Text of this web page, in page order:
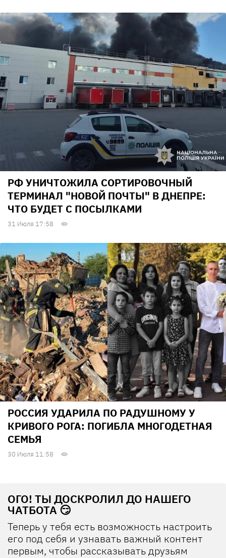
РФ УНИЧТОЖИЛА СОРТИРОВОЧНЫЙ
ТЕРМИНАЛ "НОВОЙ ПОЧТЫ" В ДНЕПРЕ:
ЧТО БУДЕТ С ПОСЫЛКАМИ
31 Июля 17:58
РОССИЯ УДАРИЛА ПО РАДУШНОМУ У
КРИВОГО РОГА: ПОГИБЛА МНОГОДЕТНАЯ
СЕМЬЯ
30 Июля 11:58
ОГО! ТЫ ДОСКРОЛИЛ ДО НАШЕГО
ЧАТБОТА 😏
Теперь у тебя есть возможность настроить
его под себя и узнавать важный контент
первым, чтобы рассказывать друзьям